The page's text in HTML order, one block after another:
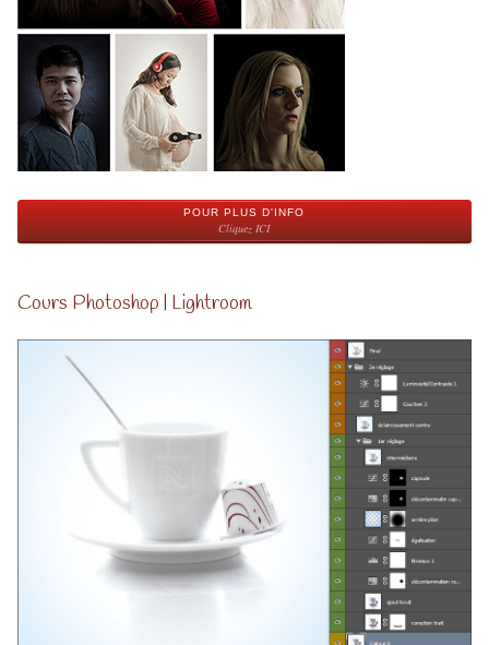
POUR PLUS D'INFO
Cliquez ICI
Cours Photoshop | Lightroom